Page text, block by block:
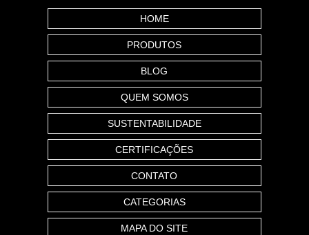
HOME
PRODUTOS
BLOG
QUEM SOMOS
SUSTENTABILIDADE
CERTIFICAÇÕES
CONTATO
CATEGORIAS
MAPA DO SITE